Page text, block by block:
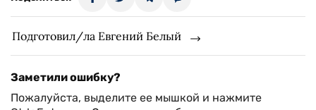
Подготовил/ла Евгений Белый
Заметили ошибку?
Пожалуйста, выделите ее мышкой и нажмите